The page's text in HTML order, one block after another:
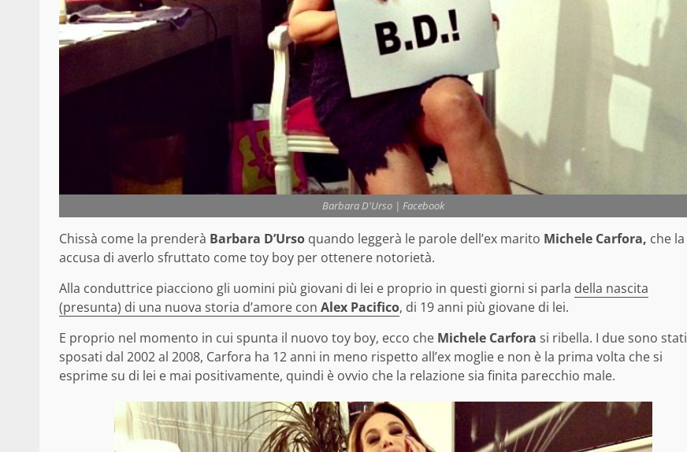
Barbara D'Urso | Facebook
Chissà come la prenderà Barbara D’Urso quando leggerà le parole dell’ex marito Michele Carfora, che la
accusa di averlo sfruttato come toy boy per ottenere notorietà.
Alla conduttrice piacciono gli uomini più giovani di lei e proprio in questi giorni si parla della nascita
(presunta) di una nuova storia d’amore con Alex Pacifico, di 19 anni più giovane di lei.
E proprio nel momento in cui spunta il nuovo toy boy, ecco che Michele Carfora si ribella. I due sono stati
sposati dal 2002 al 2008, Carfora ha 12 anni in meno rispetto all’ex moglie e non è la prima volta che si
esprime su di lei e mai positivamente, quindi è ovvio che la relazione sia finita parecchio male.